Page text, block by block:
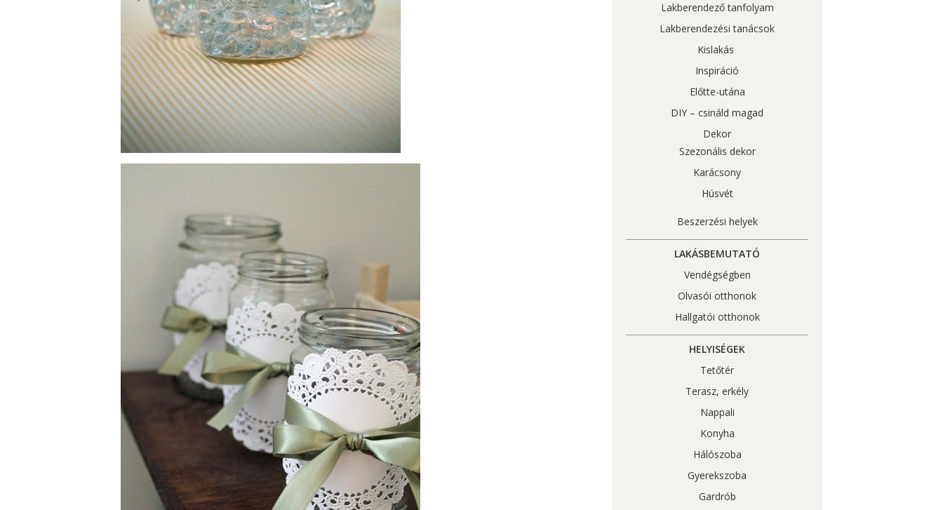
Lakberendező tanfolyam
Lakberendezési tanácsok
Kislakás
Inspiráció
Előtte-utána
DIY – csináld magad
Dekor
Szezonális dekor
Karácsony
Húsvét
Beszerzési helyek
LAKÁSBEMUTATÓ
Vendégségben
Olvasói otthonok
Hallgatói otthonok
HELYISÉGEK
Tetőtér
Terasz, erkély
Nappali
Konyha
Hálószoba
Gyerekszoba
Gardrób